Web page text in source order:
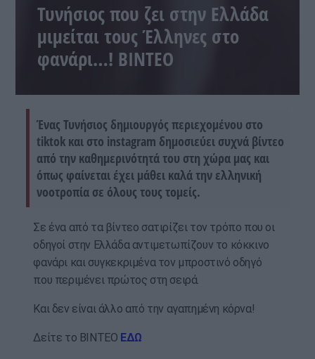
Τυνήσιος που ζει στην Ελλάδα
μιμείται τους Έλληνες στο
φανάρι…! ΒΙΝΤΕΟ
Ένας Τυνήσιος δημιουργός περιεχομένου στο
tiktok και στο instagram δημοσιεύει συχνά βίντεο
από την καθημερινότητά του στη χώρα μας και
όπως φαίνεται έχει μάθει καλά την ελληνική
νοοτροπία σε όλους τους τομείς.
Σε ένα από τα βίντεο σατιρίζει τον τρόπο που οι
οδηγοί στην Ελλάδα αντιμετωπίζουν το κόκκινο
φανάρι και συγκεκριμένα τον μπροστινό οδηγό
που περιμένει πρώτος στη σειρά.
Και δεν είναι άλλο από την αγαπημένη κόρνα!
Δείτε το ΒΙΝΤΕΟ ΕΔΩ